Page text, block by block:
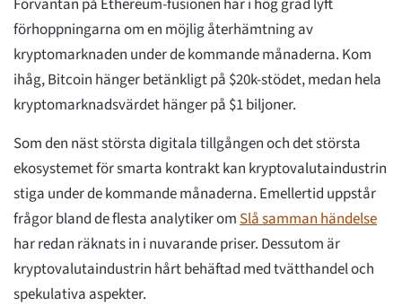
förhoppningarna om en möjlig återhämtning av
kryptomarknaden under de kommande månaderna. Kom
ihåg, Bitcoin hänger betänkligt på $20k-stödet, medan hela
kryptomarknadsvärdet hänger på $1 biljoner.
Som den näst största digitala tillgången och det största
ekosystemet för smarta kontrakt kan kryptovalutaindustrin
stiga under de kommande månaderna. Emellertid uppstår
frågor bland de flesta analytiker om Slå samman händelse
har redan räknats in i nuvarande priser. Dessutom är
kryptovalutaindustrin hårt behäftad med tvätthandel och
spekulativa aspekter.